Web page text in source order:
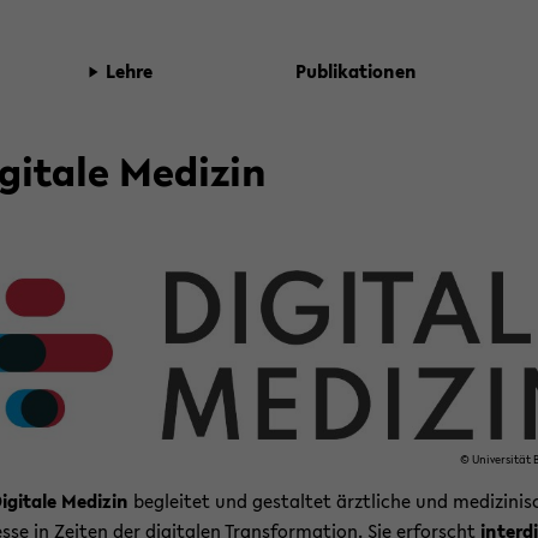
Lehre Pu­bli­ka­tio­nen
Me­di­zin
© Uni­ver­si­tät
Me­di­zin be­glei­tet und ge­stal­tet ärzt­li­che und
in Zei­ten der di­gi­ta­len Trans­for­ma­ti­on. Sie er­forscht